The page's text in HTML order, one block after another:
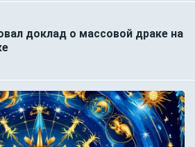
доклад о массовой драке на